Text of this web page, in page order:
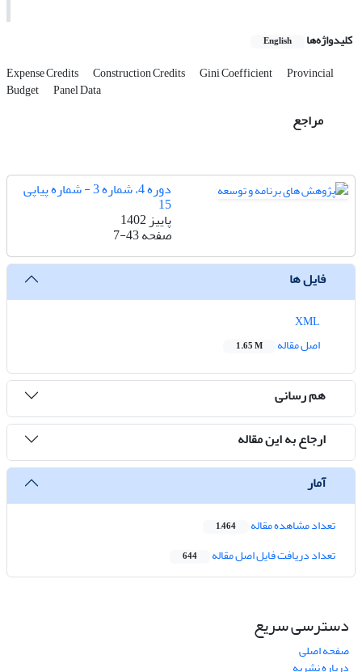
کلیدواژه‌ها English
Expense Credits Construction Credits Gini Coefficient Provincial
Budget Panel Data
مراجع
دوره 4، شماره 3 - شماره پیاپی
15
پاییز 1402
صفحه7-43
فایل ها
اصل مقاله
1.65 M
هم رسانی
ارجاع به این مقاله
آمار
تعداد مشاهده مقاله 1,464
تعداد دریافت فایل اصل مقاله 644
دسترسی سریع
صفحه اصلی